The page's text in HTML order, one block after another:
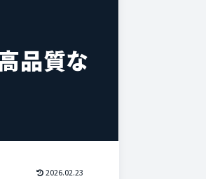
品質な
2026.02.23